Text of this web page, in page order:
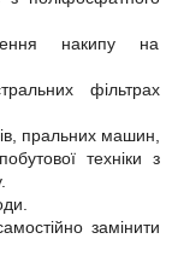
накипу на
фільтрах
пральних машин,
техніки з
замінити